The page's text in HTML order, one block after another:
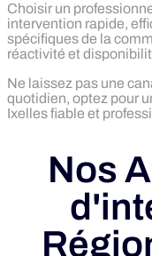
Choisir un
intervention rapide,
spécifiques de la
réactivité et
Ne laissez pas une
quotidien, optez pour
Ixelles fiable et
Nos